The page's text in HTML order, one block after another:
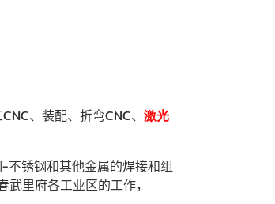
CNC、装配、折弯CNC、 激光
-不锈钢和其他金属的焊接和组
里府各工业区的工作，